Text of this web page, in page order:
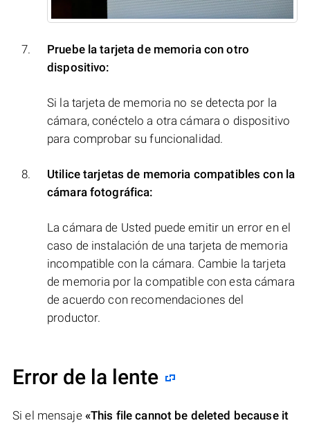
Pruebe la tarjeta de memoria con otro
dispositivo:
Si la tarjeta de memoria no se detecta por la
cámara, conéctelo a otra cámara o dispositivo
para comprobar su funcionalidad.
Utilice tarjetas de memoria compatibles con la
cámara fotográfica:
La cámara de Usted puede emitir un error en el
caso de instalación de una tarjeta de memoria
incompatible con la cámara. Cambie la tarjeta
de memoria por la compatible con esta cámara
de acuerdo con recomendaciones del
productor.
Error de la lente
Si el mensaje «This file cannot be deleted because it